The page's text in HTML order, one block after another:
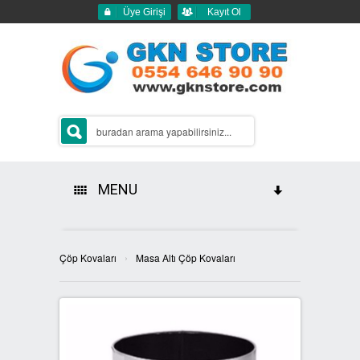
Üye Girişi Kayıt Ol
MENU
2Lİ GERİ DÖNÜŞÜM KUTULARI
SIFIR ATIK KUTULARI
Çöp Kovaları › Masa Altı Çöp Kovaları